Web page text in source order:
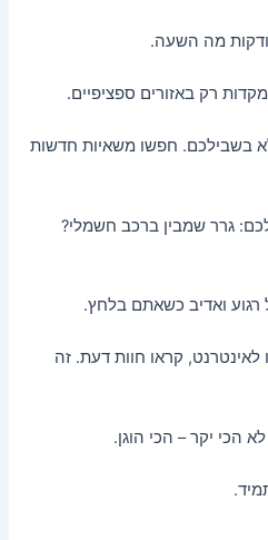
רק באזורים ספציפיים.
בשבילכם. חפשו משאיות חדשות
גרר שמבין ברכב חשמלי?
רגוע ואדיב כשאתם בלחץ.
לאינטרנט, קראו חוות דעת. זה
הכי יקר – הכי הוגן.